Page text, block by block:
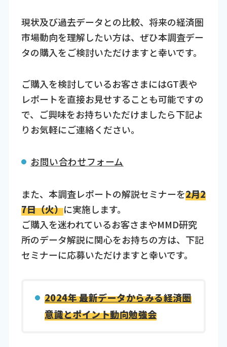
現状及び過去データとの比較、将来の経済圏
市場動向を理解したい方は、ぜひ本調査デー
タの購入をご検討いただけますと幸いです。
ご購入を検討しているお客さまにはGT表や
レポートを直接お見せすることも可能ですの
で、ご興味をお持ちいただけましたら下記よ
りお気軽にご連絡ください。
お問い合わせフォーム
また、本調査レポートの解説セミナーを2月2
7日（火）に実施します。
ご購入を迷われているお客さまやMMD研究
所のデータ解説に関心をお持ちの方は、下記
セミナーに応募いただけますと幸いです。
2024年 最新データからみる経済圏
意識とポイント動向勉強会